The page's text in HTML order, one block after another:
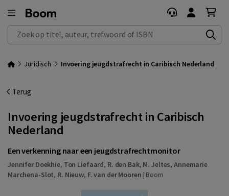
Zoek op titel, auteur, trefwoord of ISBN
Juridisch Invoering jeugdstrafrecht in Caribisch Nederland
Terug
Invoering jeugdstrafrecht in Caribisch
Nederland
Een verkenning naar een jeugdstrafrechtmonitor
Jennifer Doekhie, Ton Liefaard, R. den Bak, M. Jeltes,Annemarie
Marchena-Slot, R. Nieuw, F. van der Mooren | Boom